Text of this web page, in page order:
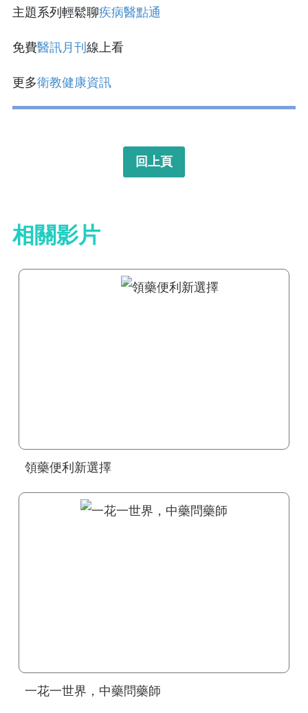
主題系列輕鬆聊疾病醫點通
免費醫訊月刊 線上看
更多衛教健康資訊
回上頁
相關影片
領藥便利新選擇
一花一世界，中藥問藥師